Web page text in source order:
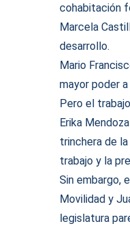
cohabitación
Marcela
desarrollo.
Mario
mayor poder
Pero el
Erika
trinchera de
trabajo y la
Sin embargo,
Movilidad y
legislatura